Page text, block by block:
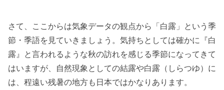
さて、ここからは気象データの観点から「白露」という季
節・季語を見ていきましょう。気持ちとしては確かに『白
露』と言われるような秋の訪れを感じる季節になってきて
はいますが、自然現象としての結露や白露（しらつゆ）に
は、程遠い残暑の地方も日本ではかなりあります。